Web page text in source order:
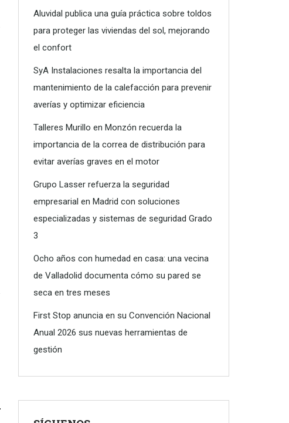
Aluvidal publica una guía práctica sobre toldos
para proteger las viviendas del sol, mejorando
el confort
SyA Instalaciones resalta la importancia del
mantenimiento de la calefacción para prevenir
averías y optimizar eficiencia
Talleres Murillo en Monzón recuerda la
importancia de la correa de distribución para
evitar averías graves en el motor
Grupo Lasser refuerza la seguridad
empresarial en Madrid con soluciones
especializadas y sistemas de seguridad Grado
3
Ocho años con humedad en casa: una vecina
de Valladolid documenta cómo su pared se
seca en tres meses
First Stop anuncia en su Convención Nacional
Anual 2026 sus nuevas herramientas de
gestión